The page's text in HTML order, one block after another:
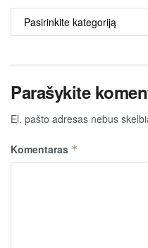
TURINYS
Parašykite
El. pašto adresas nebus
Komentaras *